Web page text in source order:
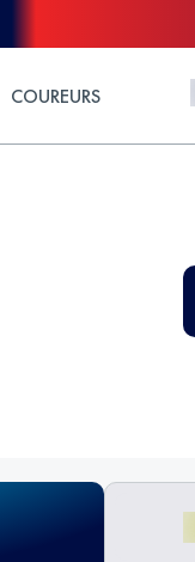
COUREURS